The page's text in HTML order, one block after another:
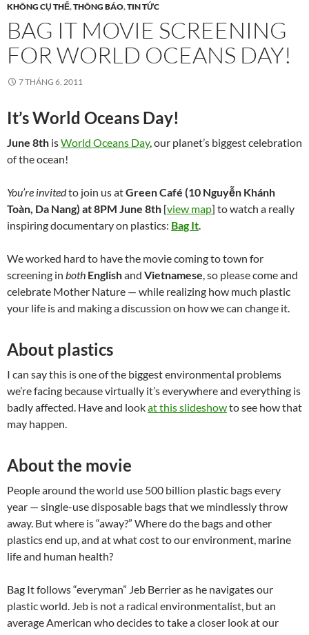
KHÔNG CỤ THỂ,THÔNG BÁO,TIN TỨC
BAG IT MOVIE SCREENING
FOR WORLD OCEANS DAY!
7 THÁNG 6, 2011
It’s World Oceans Day!
June 8th isWorld Oceans Day, our planet’s biggest celebration
of the ocean!
You’re invitedto join us atGreen Café (10 Nguyễn Khánh
Toàn, Da Nang) at 8PM June 8th [view map] to watch a really
inspiring documentary on plastics: Bag It.
We worked hard to have the movie coming to town for
screening in both Englishand Vietnamese, so please come and
celebrate Mother Nature — while realizing how much plastic
your life is and making a discussion on how we can change it.
About plastics
I can say this is one of the biggest environmental problems
we’re facing because virtually it’s everywhere and everything is
badly affected. Have and lookat this slideshowto see how that
may happen.
About the movie
People around the world use 500 billion plastic bags every
year — single-use disposable bags that we mindlessly throw
away. But where is “away?” Where do the bags and other
plastics end up, and at what cost to our environment, marine
life and human health?
Bag It follows “everyman” Jeb Berrier as he navigates our
plastic world. Jeb is not a radical environmentalist, but an
average American who decides to take a closer look at our